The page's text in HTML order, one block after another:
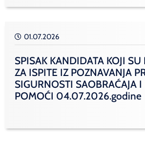
01.07.2026
SPISAK KANDIDATA KOJI
ZA ISPITE IZ POZNAVANJA
SIGURNOSTI SAOBRAĆAJA I
POMOĆI 04.07.2026.godine